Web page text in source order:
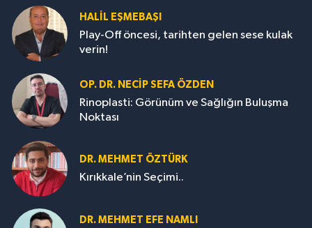
HALIL EŞMEBAŞI
Play-Off öncesi, tarihten gelen sese kulak
verin!
OP. DR. NECIP SEFA ÖZDEN
Rinoplasti: Görünüm ve Sağlığın Buluşma
Noktası
DR. MEHMET ÖZTÜRK
Kırıkkale’nin Seçimi..
DR. MEHMET EFE NAMLI